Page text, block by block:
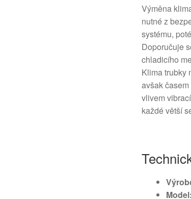
Výměna
nutné z
systému,
Doporučuje
chladicího
Klima trubky
avšak
vlivem
každé větší
Model: